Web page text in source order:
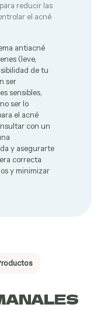
reducir las
el acné
antiacné
(leve,
de tu
ser
sensibles,
ser lo
el acné
con un
y asegurarte
correcta
y minimizar